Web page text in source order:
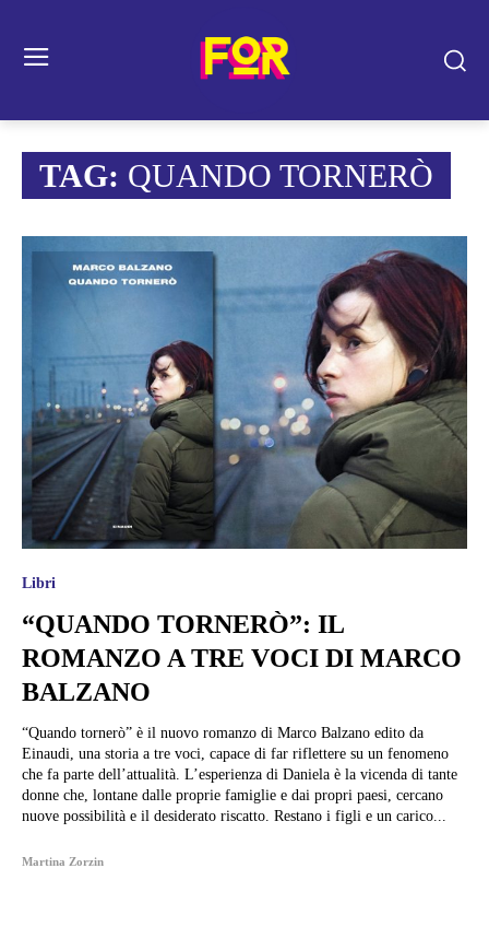
TAG: QUANDO TORNERÒ
Libri
“QUANDO TORNERÒ”: IL
ROMANZO A TRE VOCI DI MARCO
BALZANO
“Quando tornerò” è il nuovo romanzo di Marco Balzano edito da
Einaudi, una storia a tre voci, capace di far riflettere su un fenomeno
che fa parte dell’attualità. L’esperienza di Daniela è la vicenda di tante
donne che, lontane dalle proprie famiglie e dai propri paesi, cercano
nuove possibilità e il desiderato riscatto. Restano i figli e un carico...
Martina Zorzin